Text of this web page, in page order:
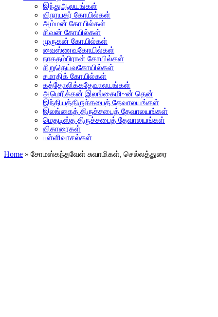
இந்துஆலயங்கள்
விநாயகர் கோயில்கள்
அம்மன் கோயில்கள்
சிவன் கோயில்கள்
முருகன் கோயில்கள்
வைஸ்ணவகோயில்கள்
நாகதம்பிரான் கோயில்கள்
சிறுதெய்வகோயில்கள்
சமாதிக் கோயில்கள்
கத்தோலிக்கதேவாலயங்கள்
அமெரிக்கன் இலங்கைமி~ன் தென்
இந்தியத்திருச்சபைத் தேவாலயங்கள்
இலங்கைத் திருச்சபைத் தேவாலயங்கள்
மெதடிஸ்த திருச்சபைத் தேவாலயங்கள்
விகாரைகள்
பள்ளிவாசல்கள்
Home » சோமஸ்கந்தவேள் சுவாமிகள், செல்லத்துரை